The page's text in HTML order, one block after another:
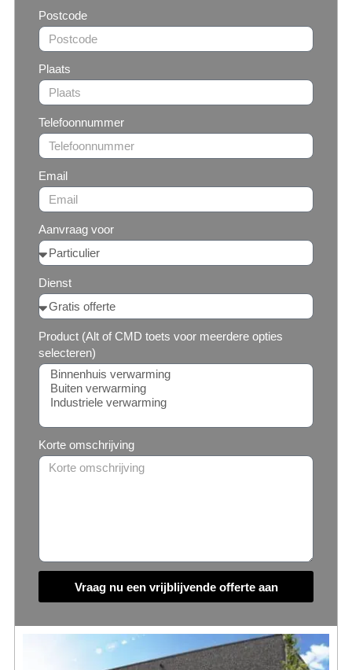
Postcode
Plaats
Telefoonnummer
Email
Aanvraag voor
Dienst
Product (Alt of CMD toets voor meerdere opties
selecteren)
Korte omschrijving
Vraag nu een vrijblijvende offerte aan